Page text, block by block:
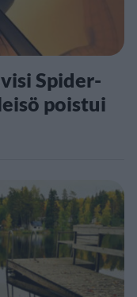
Spider-
poistui